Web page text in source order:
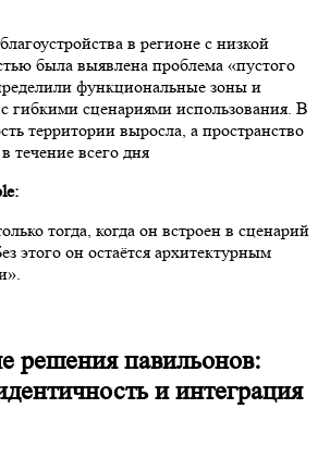
в регионе с низкой
была выявлена проблема «пустого
функциональные зоны и
гибкими сценариями использования. В
территории выросла, а пространство
течение всего дня
тогда, когда он встроен в сценарий
этого он остаётся архитектурным
решения павильонов:
и интеграция